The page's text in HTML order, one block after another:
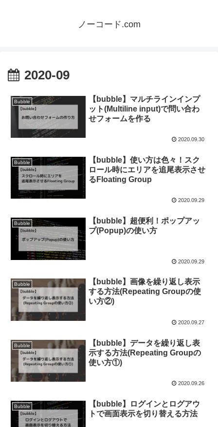
ノーコード.com
2020-09
Bubble
【bubble】マルチラインインプ
ット(Multiline input)で問い合わ
せフォームを作る
2020.09.30
Bubble
【bubble】使い方は色々！スク
ロール時にエリアを追尾表示させ
るFloating Group
2020.09.29
Bubble
【bubble】超便利！ポップアッ
プ(Popup)の使い方
2020.09.29
Bubble
【bubble】画像を繰り返し表示
する方法(Repeating Groupの使
い方②)
2020.09.27
Bubble
【bubble】データを繰り返し表
示する方法(Repeating Groupの
使い方①)
2020.09.26
Bubble
【bubble】ログインとログアウ
トで画面表示を切り替える方法